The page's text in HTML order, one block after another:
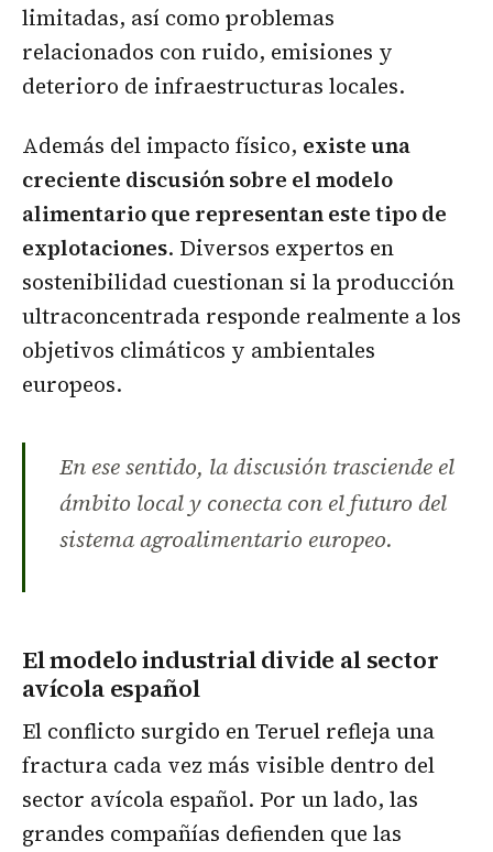
limitadas, así como problemas
relacionados con ruido, emisiones y
deterioro de infraestructuras locales.
Además del impacto físico, existe una
creciente discusión sobre el modelo
alimentario que representan este tipo de
explotaciones. Diversos expertos en
sostenibilidad cuestionan si la producción
ultraconcentrada responde realmente a los
objetivos climáticos y ambientales
europeos.
En ese sentido, la discusión trasciende el
ámbito local y conecta con el futuro del
sistema agroalimentario europeo.
El modelo industrial divide al sector
avícola español
El conflicto surgido en Teruel refleja una
fractura cada vez más visible dentro del
sector avícola español. Por un lado, las
grandes compañías defienden que las